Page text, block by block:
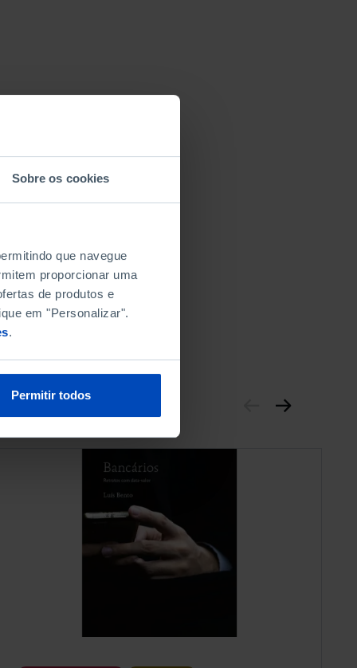
Sobre os cookies
que navegue
proporcionar uma
de produtos e
em "Personalizar".
.
Permitir todos